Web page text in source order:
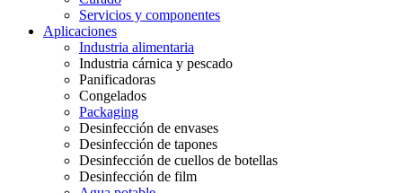
Servicios y componentes
Aplicaciones
Industria alimentaria
Industria cárnica y pescado
Panificadoras
Congelados
Packaging
Desinfección de envases
Desinfección de tapones
Desinfección de cuellos de botellas
Desinfección de film